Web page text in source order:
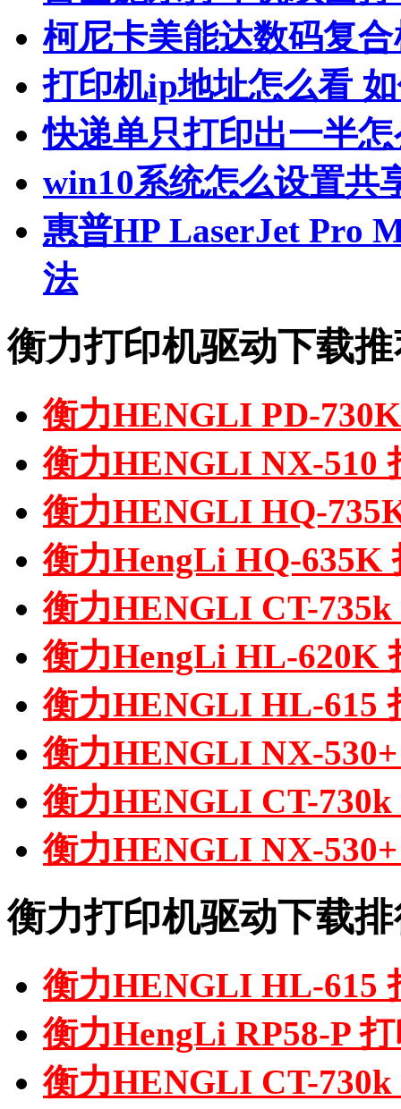
柯尼卡美能达数码复
打印机ip地址怎么看
快递单只打印出一半
win10系统怎么设置共
惠普HP LaserJet Pro
法
衡力打印机驱动下载
衡力HENGLI PD-
衡力HENGLI NX-510
衡力HENGLI HQ-
衡力HengLi HQ-635K
衡力HENGLI CT-
衡力HengLi HL-620K
衡力HENGLI HL-615
衡力HENGLI NX-
衡力HENGLI CT-
衡力HENGLI NX-
衡力打印机驱动下载
衡力HENGLI HL-615
衡力HengLi RP58-P
衡力HENGLI CT-